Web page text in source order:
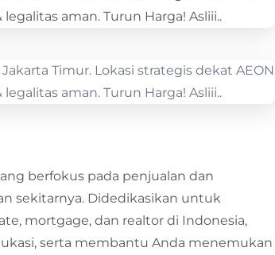
berfokus pada penjualan dan
sekitarnya. Didedikasikan untuk
mortgage, dan realtor di Indonesia,
serta membantu Anda menemukan